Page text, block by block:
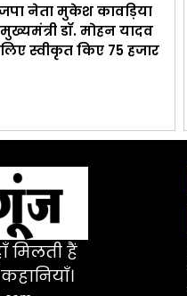
नेता मुकेश कावड़िया
डॉ. मोहन यादव
स्वीकृत किए 75 हजार
मिलती हैं